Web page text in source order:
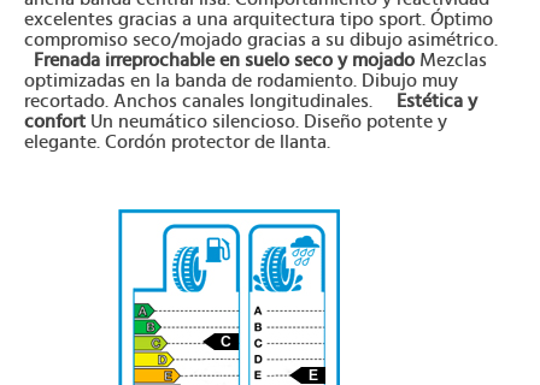
excelentes gracias a una arquitectura tipo sport. Óptimo
compromiso seco/mojado gracias a su dibujo asimétrico.
Frenada irreprochable en suelo seco y mojado Mezclas
optimizadas en la banda de rodamiento. Dibujo muy
recortado. Anchos canales longitudinales.
Estética y
confort Un neumático silencioso. Diseño potente y
elegante. Cordón protector de llanta.
C
E